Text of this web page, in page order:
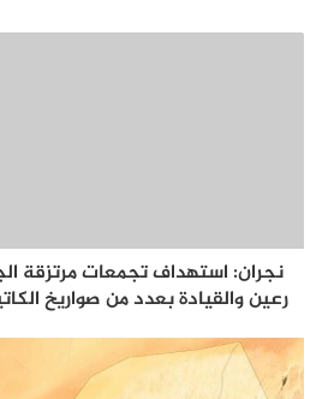
نجران: استهداف تجمعات مرتزقة
رعين والقيادة بعدد من صواريخ